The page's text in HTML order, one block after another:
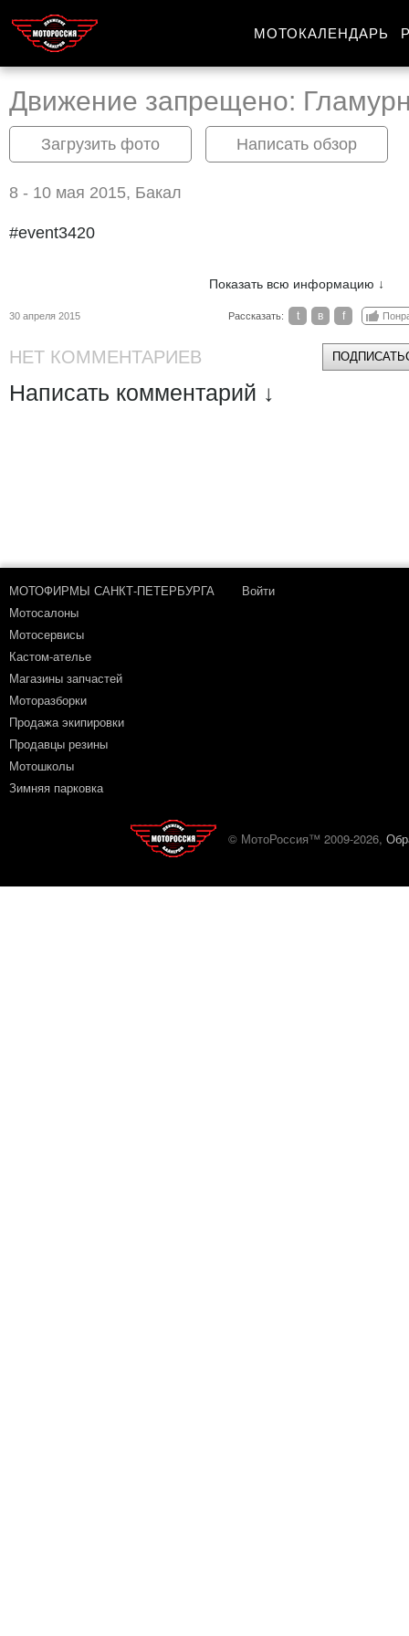
МОТОКАЛЕНДАРЬ
Движение запрещено:
Загрузить фото Написать обзор
8 - 10 мая 2015, Бакал
#event3420
Показать всю информацию ↓
30 апреля 2015 Рассказать: t в f
НЕТ КОММЕНТАРИЕВ
Написать комментарий ↓
МОТОФИРМЫ САНКТ-ПЕТЕРБУРГА
Мотосалоны
Мотосервисы
Кастом-ателье
Магазины запчастей
Моторазборки
Продажа экипировки
Продавцы резины
Мотошколы
Зимняя парковка
Войти
© МотоРоссия™ 2009-2026,